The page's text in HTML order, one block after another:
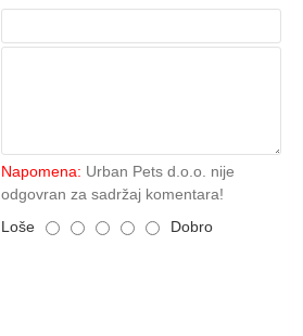
Napomena: Urban Pets d.o.o. nije
odgovran za sadržaj komentara!
Loše Dobro